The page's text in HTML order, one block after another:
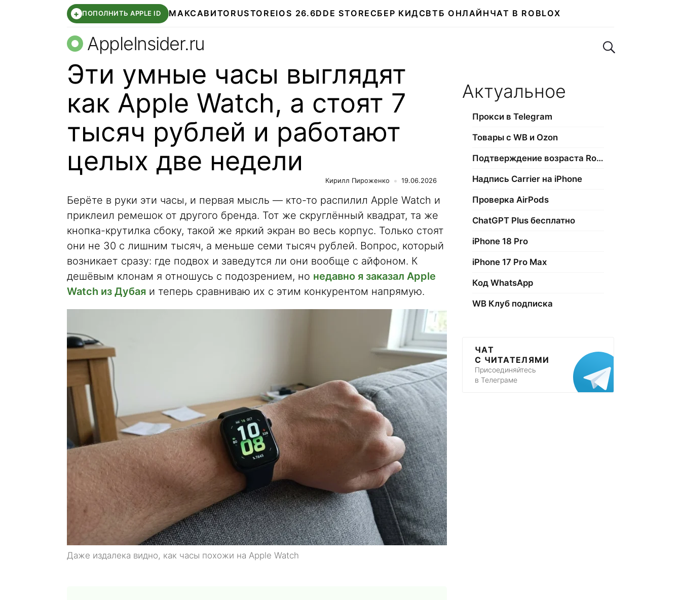
+ ПОПОЛНИТЬ APPLE ID МАКСАВИТО RUSTOREIOS 26.6DDE STORE СБЕР КИДСВТБ ОНЛАЙН ЧАТ В ROBLOX
AppleInsider.ru Поиск по сайту
Эти умные часы выглядят
как Apple Watch, а стоят 7
тысяч рублей и работают
целых две недели
Кирилл Пироженко 19.06.2026
Берёте в руки эти часы, и первая мысль — кто-то распилил Apple Watch и
приклеил ремешок от другого бренда. Тот же скруглённый квадрат, та же
кнопка-крутилка сбоку, такой же яркий экран во весь корпус. Только стоят
они не 30 с лишним тысяч, а меньше семи тысяч рублей. Вопрос, который
возникает сразу: где подвох и заведутся ли они вообще с айфоном. К
дешёвым клонам я отношусь с подозрением, но недавно я заказал Apple
Watch из Дубая и теперь сравниваю их с этим конкурентом напрямую.
Даже издалека видно, как часы похожи на Apple Watch
Актуальное
Прокси в Telegram
Товары с WB и Ozon
Подтверждение возраста Roblox
Надпись Carrier на iPhone
Проверка AirPods
ChatGPT Plus бесплатно
iPhone 18 Pro
iPhone 17 Pro Max
Код WhatsApp
WB Клуб подписка
ЧАТ
С ЧИТАТЕЛЯМИ
Присоединяйтесь
в Телеграме